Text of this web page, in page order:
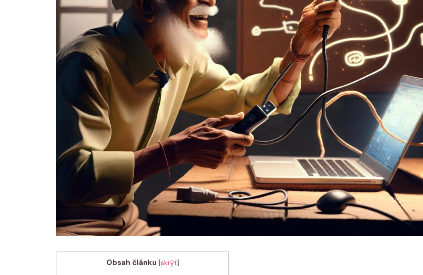
Obsah článku [skrýt]